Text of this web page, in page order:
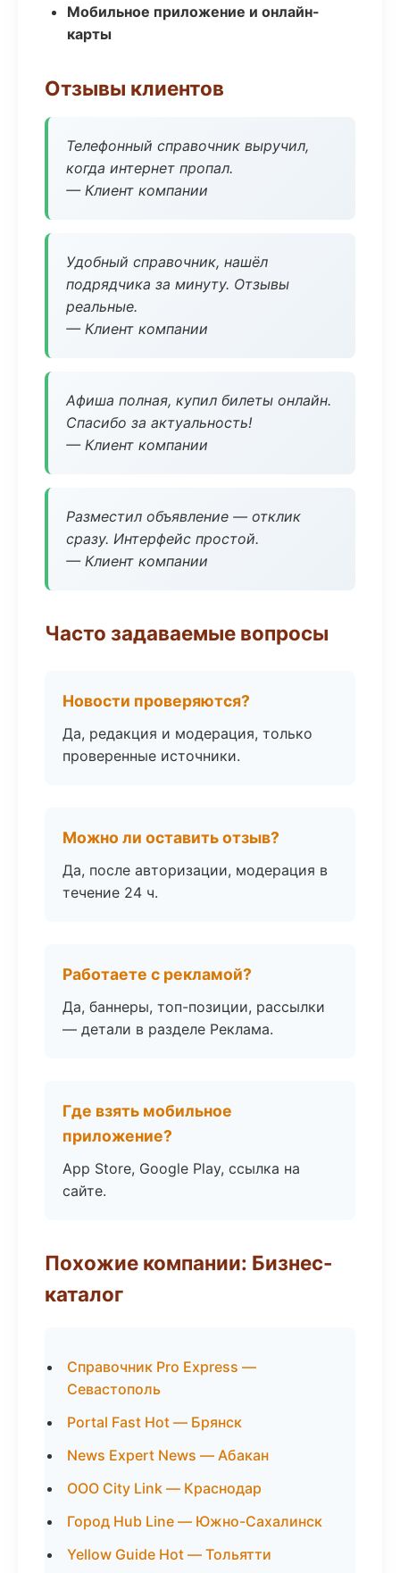
Мобильное приложение и онлайн-
карты
Отзывы клиентов
Телефонный справочник выручил,
когда интернет пропал.
— Клиент компании
Удобный справочник, нашёл
подрядчика за минуту. Отзывы
реальные.
— Клиент компании
Афиша полная, купил билеты онлайн.
Спасибо за актуальность!
— Клиент компании
Разместил объявление — отклик
сразу. Интерфейс простой.
— Клиент компании
Часто задаваемые вопросы
Новости проверяются?
Да, редакция и модерация, только
проверенные источники.
Можно ли оставить отзыв?
Да, после авторизации, модерация в
течение 24 ч.
Работаете с рекламой?
Да, баннеры, топ-позиции, рассылки
— детали в разделе Реклама.
Где взять мобильное
приложение?
App Store, Google Play, ссылка на
сайте.
Похожие компании: Бизнес-
каталог
Справочник Pro Express —
Севастополь
Portal Fast Hot — Брянск
News Expert News — Абакан
ООО City Link — Краснодар
Город Hub Line — Южно-Сахалинск
Yellow Guide Hot — Тольятти